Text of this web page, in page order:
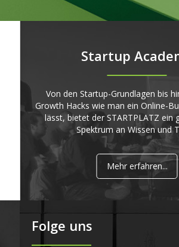
Startup
Von den Startup-Grundlagen bis
Growth Hacks wie man ein Online-
lässt, bietet der STARTPLATZ ein
Spektrum an Wissen und
Mehr erfahren...
Folge uns